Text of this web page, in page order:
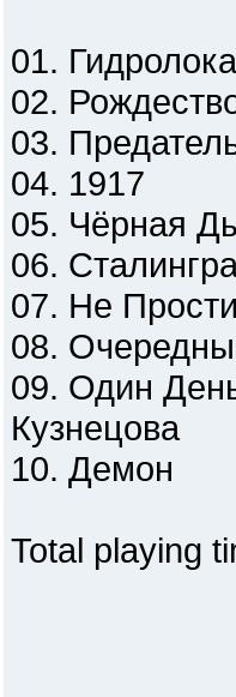
01.
02.
03.
04. 1917
05. Чёрная
06.
07. Не Прости
08.
09. Один
Кузнецова
10. Демон
Total playing